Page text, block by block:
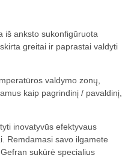
iš anksto sukonfigūruota
greitai ir paprastai valdyti
valdymo zonų,
kaip pagrindinį / pavaldinį,
inovatyvūs efektyvaus
Remdamasi savo ilgamete
sukūrė specialius